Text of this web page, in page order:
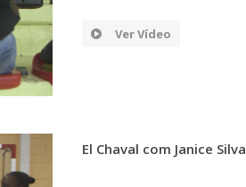
Ver Vídeo
El Chaval com Janice Silva